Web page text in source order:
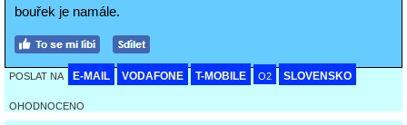
bouřek je namále.
POSLAT NA E-MAIL VODAFONE T-MOBILE O2 SLOVENSKO
OHODNOCENO